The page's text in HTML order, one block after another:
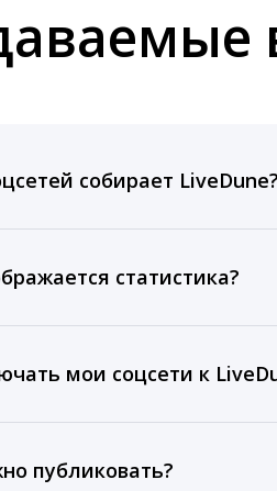
собирает LiveDune?
лучшие посты и
статистика?
При оплате тарифа
мои соцсети к
публиковать?